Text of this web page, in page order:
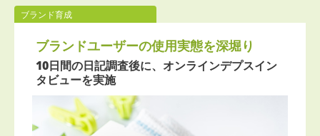
ブランド育成
ブランドユーザーの使用実態を深堀り
10日間の日記調査後に、オンラインデプスイン
タビューを実施